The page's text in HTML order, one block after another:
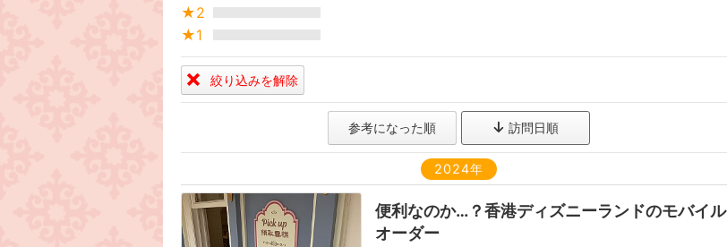
★2
★1
絞り込みを解除
参考になった順 訪問日順
2024年
便利なのか…？香港ディズニーランドのモバイル
オーダー